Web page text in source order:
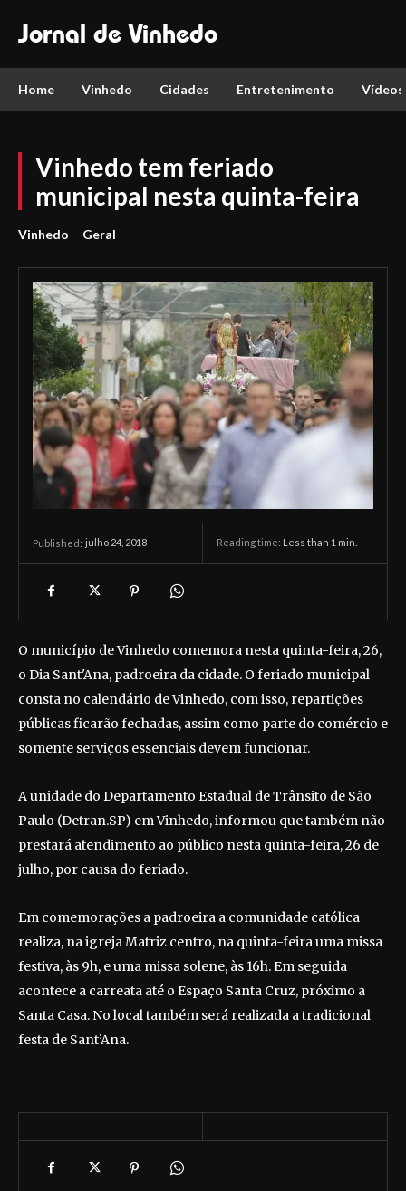
Jornal de Vinhedo
Home Vinhedo Cidades Entretenimento Vídeos
Vinhedo tem feriado
municipal nesta quinta-feira
Vinhedo Geral
Published: julho 24, 2018 Reading time: Less than 1 min.
O município de Vinhedo comemora nesta quinta-feira, 26,
o Dia Sant'Ana, padroeira da cidade. O feriado municipal
consta no calendário de Vinhedo, com isso, repartições
públicas ficarão fechadas, assim como parte do comércio e
somente serviços essenciais devem funcionar.
A unidade do Departamento Estadual de Trânsito de São
Paulo (Detran.SP) em Vinhedo, informou que também não
prestará atendimento ao público nesta quinta-feira, 26 de
julho, por causa do feriado.
Em comemorações a padroeira a comunidade católica
realiza, na igreja Matriz centro, na quinta-feira uma missa
festiva, às 9h, e uma missa solene, às 16h. Em seguida
acontece a carreata até o Espaço Santa Cruz, próximo a
Santa Casa. No local também será realizada a tradicional
festa de Sant’Ana.